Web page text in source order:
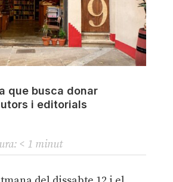
que busca donar
i editorials
< 1 minut